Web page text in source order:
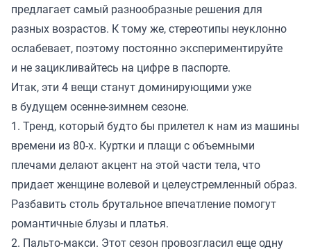
предлагает самый разнообразные решения для
разных возрастов. К тому же, стереотипы неуклонно
ослабевает, поэтому постоянно экспериментируйте
и не зацикливайтесь на цифре в паспорте.
Итак, эти 4 вещи станут доминирующими уже
в будущем осенне-зимнем сезоне.
1. Тренд, который будто бы прилетел к нам из машины
времени из 80-х. Куртки и плащи с объемными
плечами делают акцент на этой части тела, что
придает женщине волевой и целеустремленный образ.
Разбавить столь брутальное впечатление помогут
романтичные блузы и платья.
2. Пальто-макси. Этот сезон провозгласил еще одну